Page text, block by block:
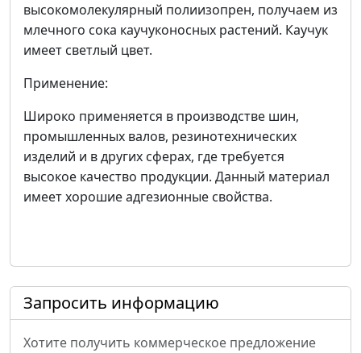
высокомолекулярный полиизопрен, получаем из
млечного сока каучуконосных растений. Каучук
имеет светлый цвет.
Применение:
Широко применяется в производстве шин,
промышленных валов, резинотехнических
изделий и в других сферах, где требуется
высокое качество продукции. Данный материал
имеет хорошие адгезионные свойства.
Запросить информацию
Хотите получить коммерческое предложение